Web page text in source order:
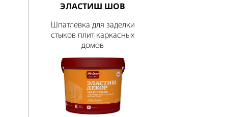
ЭЛАСТИШ ШОВ
Шпатлевка для заделки
стыков плит каркасных
домов